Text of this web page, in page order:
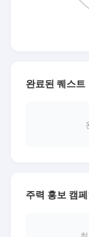
완료된 퀘스트
주력 홍보 캠